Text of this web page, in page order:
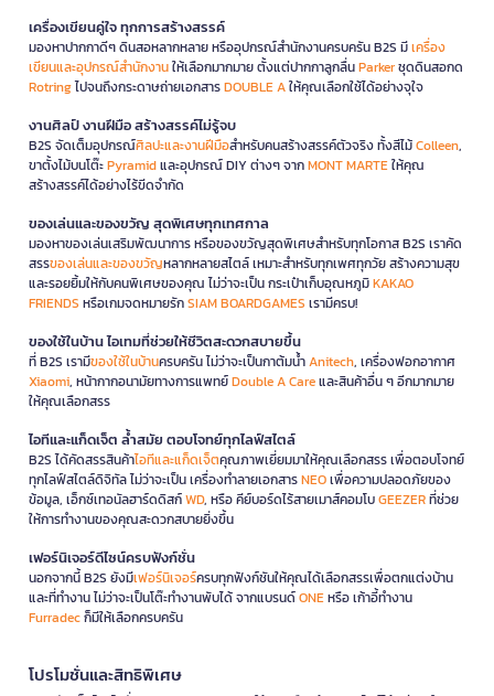
เครื่องเขียนคู่ใจ ทุกการสร้างสรรค์
มองหาปากกาดีๆ ดินสอหลากหลาย หรืออุปกรณ์สำนักงานครบครัน B2S มีเครื่อง
เขียนและอุปกรณ์สำนักงานให้เลือกมากมาย ตั้งแต่ปากกาลูกลื่นParkerชุดดินสอกด
Rotringไปจนถึงกระดาษถ่ายเอกสารDOUBLE Aให้คุณเลือกใช้ได้อย่างจุใจ
งานศิลป์ งานฝีมือ สร้างสรรค์ไม่รู้จบ
B2S จัดเต็มอุปกรณ์ศิลปะและงานฝีมือสำหรับคนสร้างสรรค์ตัวจริง ทั้งสีไม้Colleen,
ขาตั้งไม้บนโต๊ะPyramidและอุปกรณ์ DIY ต่างๆ จากMONT MARTEให้คุณ
สร้างสรรค์ได้อย่างไร้ขีดจำกัด
ของเล่นและของขวัญ สุดพิเศษทุกเทศกาล
มองหาของเล่นเสริมพัฒนาการ หรือของขวัญสุดพิเศษสำหรับทุกโอกาส B2S เราคัด
สรรของเล่นและของขวัญหลากหลายสไตล์ เหมาะสำหรับทุกเพศทุกวัย สร้างความสุข
และรอยยิ้มให้กับคนพิเศษของคุณ ไม่ว่าจะเป็น กระเป๋าเก็บอุณหภูมิKAKAO
FRIENDS หรือเกมจดหมายรักSIAM BOARDGAMES เรามีครบ!
ของใช้ในบ้าน ไอเทมที่ช่วยให้ชีวิตสะดวกสบายขึ้น
ที่ B2S เรามีของใช้ในบ้านครบครัน ไม่ว่าจะเป็นกาต้มน้ำAnitech, เครื่องฟอกอากาศ
Xiaomi, หน้ากากอนามัยทางการแพทย์Double A Careและสินค้าอื่น ๆ อีกมากมาย
ให้คุณเลือกสรร
ไอทีและแก็ดเจ็ต ล้ำสมัย ตอบโจทย์ทุกไลฟ์สไตล์
B2S ได้คัดสรรสินค้าไอทีและแก็ดเจ็ตคุณภาพเยี่ยมมาให้คุณเลือกสรร เพื่อตอบโจทย์
ทุกไลฟ์สไตล์ดิจิทัล ไม่ว่าจะเป็น เครื่องทำลายเอกสารNEOเพื่อความปลอดภัยของ
ข้อมูล, เอ็กซ์เทอนัลฮาร์ดดิสก์WD, หรือ คีย์บอร์ดไร้สายเมาส์คอมโบGEEZERที่ช่วย
ให้การทำงานของคุณสะดวกสบายยิ่งขึ้น
เฟอร์นิเจอร์ดีไซน์ครบฟังก์ชั่น
นอกจากนี้ B2S ยังมีเฟอร์นิเจอร์ครบทุกฟังก์ชันให้คุณได้เลือกสรรเพื่อตกแต่งบ้าน
และที่ทำงาน ไม่ว่าจะเป็นโต๊ะทำงานพับได้ จากแบรนด์ONEหรือ เก้าอี้ทำงาน
Furradecก็มีให้เลือกครบครัน
โปรโมชั่นและสิทธิพิเศษ